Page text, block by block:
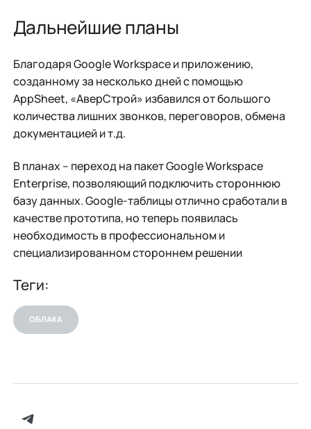
Дальнейшие планы
Благодаря Google Workspace и приложению,
созданному за несколько дней с помощью
AppSheet, «АверСтрой» избавился от большого
количества лишних звонков, переговоров, обмена
документацией и т.д.
В планах – переход на пакет Google Workspace
Enterprise, позволяющий подключить стороннюю
базу данных. Google-таблицы отлично сработали в
качестве прототипа, но теперь появилась
необходимость в профессиональном и
специализированном стороннем решении
Теги:
ОБЛАКА